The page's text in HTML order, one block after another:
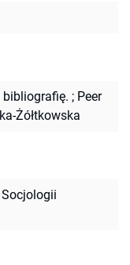
; Peer
Żółtkowska